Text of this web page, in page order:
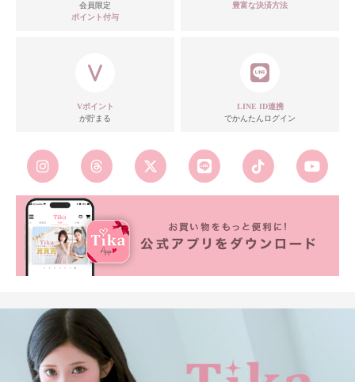
会員限定
ポイント付与
豊富な決済方法
Vポイント
が貯まる
LINE ID連携
でかんたんログイン